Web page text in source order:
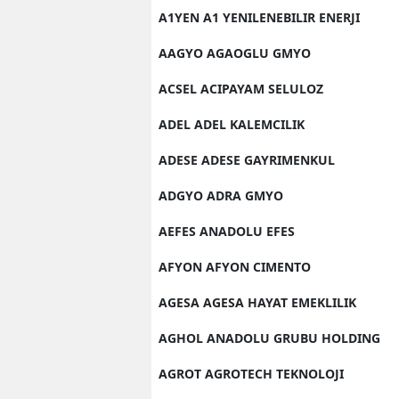
A1YEN A1 YENILENEBILIR ENERJI
AAGYO AGAOGLU GMYO
ACSEL ACIPAYAM SELULOZ
ADEL ADEL KALEMCILIK
ADESE ADESE GAYRIMENKUL
ADGYO ADRA GMYO
AEFES ANADOLU EFES
AFYON AFYON CIMENTO
AGESA AGESA HAYAT EMEKLILIK
AGHOL ANADOLU GRUBU HOLDING
AGROT AGROTECH TEKNOLOJI